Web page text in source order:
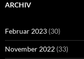
ARCHIV
Februar 2023 (30)
November 2022 (33)